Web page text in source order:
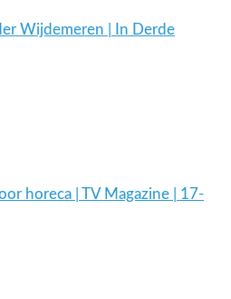
Wijdemeren | In Derde
horeca | TV Magazine | 17-